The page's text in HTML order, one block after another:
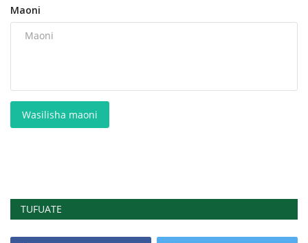
Maoni
Wasilisha maoni
TUFUATE